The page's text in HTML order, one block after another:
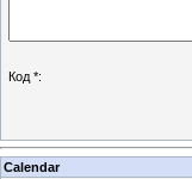
Код *:
Calendar